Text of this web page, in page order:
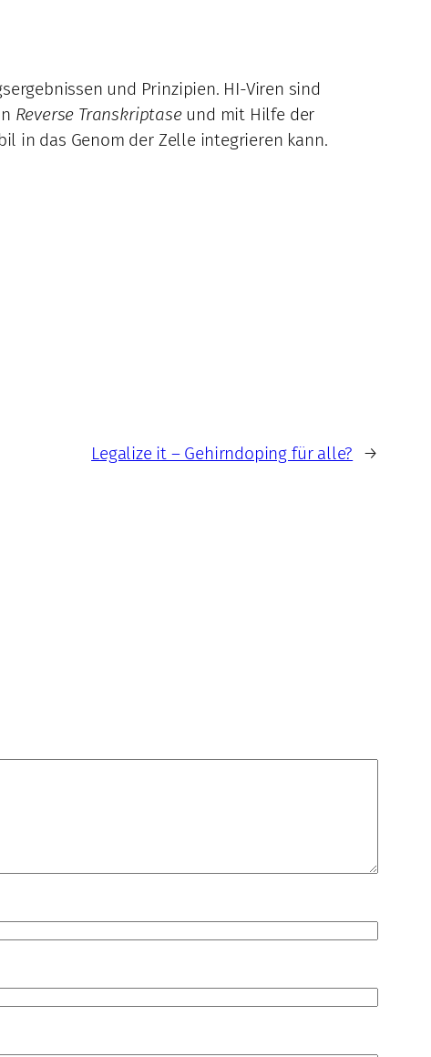
und Prinzipien. HI-Viren sind
Reverse Transkriptaseund mit Hilfe der
in das Genom der Zelle integrieren kann.
Legalize it – Gehirndoping für alle? →